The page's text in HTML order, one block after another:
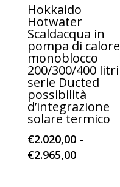
Hokkaido
Hotwater
Scaldacqua in
pompa di calore
monoblocco
200/300/400 litri
serie Ducted
possibilità
d’integrazione
solare termico
€2.020,00 -
€2.965,00Fascia